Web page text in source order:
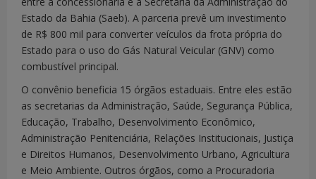
Estado da Bahia (Saeb). A parceria prevê um investimento
de R$ 800 mil para converter veículos da frota própria do
Estado para o uso do Gás Natural Veicular (GNV) como
combustível principal.
O convênio beneficia 15 órgãos estaduais. Entre eles estão
as secretarias da Administração, Saúde, Segurança Pública,
Educação, Trabalho, Desenvolvimento Econômico,
Administração Penitenciária, Relações Institucionais, Justiça
e Direitos Humanos, Desenvolvimento Urbano, Agricultura
e Meio Ambiente. Outros órgãos, como a Procuradoria